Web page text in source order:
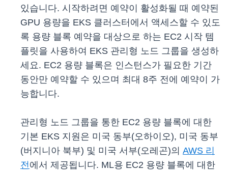
있습니다. 시작하려면 예약이 활성화될 때 예약된
GPU 용량을 EKS 클러스터에서 액세스할 수 있도
록 용량 블록 예약을 대상으로 하는 EC2 시작 템
플릿을 사용하여 EKS 관리형 노드 그룹을 생성하
세요. EC2 용량 블록은 인스턴스가 필요한 기간
동안만 예약할 수 있으며 최대 8주 전에 예약이 가
능합니다.
관리형 노드 그룹을 통한 EC2 용량 블록에 대한
기본 EKS 지원은 미국 동부(오하이오), 미국 동부
(버지니아 북부) 및 미국 서부(오레곤)의 AWS 리
전에서 제공됩니다. ML용 EC2 용량 블록에 대한